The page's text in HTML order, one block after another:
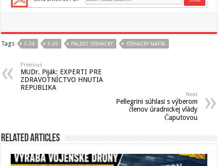
Tags F-34 F-35 PALIVO STIHACKY STIHACKY NAFTA
Previous
MUDr. Piják: EXPERTI PRE
ZDRAVOTNÍCTVO HNUTIA
REPUBLIKA
Next
Pellegrini súhlasi s výberom
členov úradnickej vlády
Čaputovou
Related Articles